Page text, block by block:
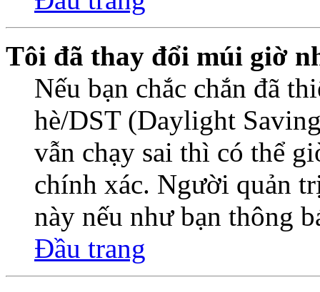
Tôi đã thay đổi múi giờ
Nếu bạn chắc chắn đã
hè/DST (Daylight
vẫn chạy sai thì có thể
chính xác. Người quản
này nếu như bạn thông
Đầu trang